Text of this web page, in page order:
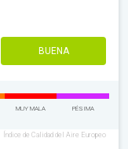
BUENA
MUY MALA PÉSIMA
Índice de Calidad del Aire Europeo